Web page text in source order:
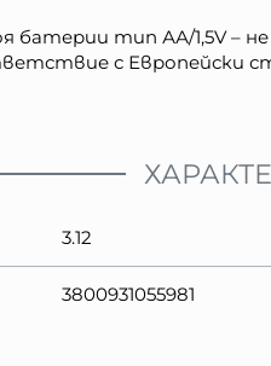
батерии тип АА/1,5V –
с Европейски
3.12
3800931055981